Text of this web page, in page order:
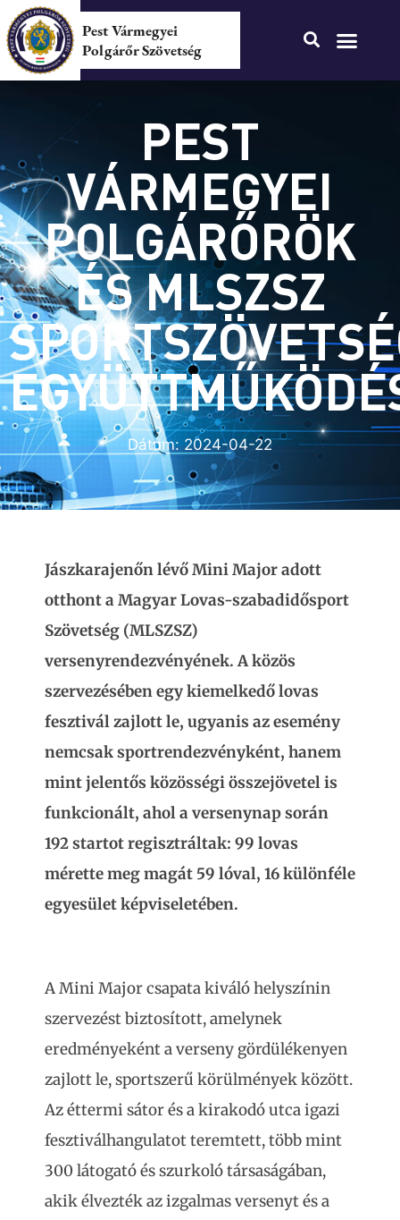
Pest Vármegyei
Polgárőr Szövetség
PEST
VÁRMEGYEI
POLGÁRŐRÖK
ÉS MLSZSZ
Dátum:2024-04-22
Jászkarajenőn lévő Mini Major adott
otthont a Magyar Lovas-szabadidősport
Szövetség (MLSZSZ)
versenyrendezvényének. A közös
szervezésében egy kiemelkedő lovas
fesztivál zajlott le, ugyanis az esemény
nemcsak sportrendezvényként, hanem
mint jelentős közösségi összejövetel is
funkcionált, ahol a versenynap során
192 startot regisztráltak: 99 lovas
mérette meg magát 59 lóval, 16 különféle
egyesület képviseletében.
A Mini Major csapata kiváló helyszínin
szervezést biztosított, amelynek
eredményeként a verseny gördülékenyen
zajlott le, sportszerű körülmények között.
Az éttermi sátor és a kirakodó utca igazi
fesztiválhangulatot teremtett, több mint
300 látogató és szurkoló társaságában,
akik élvezték az izgalmas versenyt és a